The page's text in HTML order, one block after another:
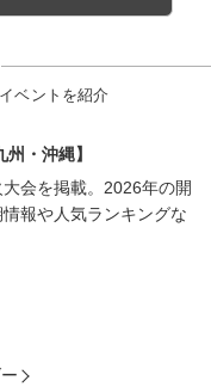
ベントを紹介
・沖縄】
会を掲載。2026年の開
報や人気ランキングな